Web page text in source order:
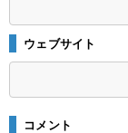
ウェブサイト
コメント